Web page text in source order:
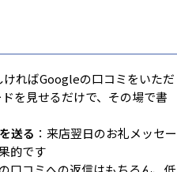
ければGoogleの口コミをいただ
を見せるだけで、その場で書
送る ：来店翌日のお礼メッセー
的です